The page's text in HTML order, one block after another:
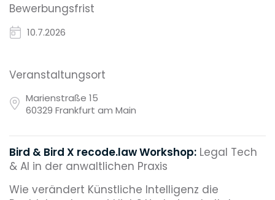
Bewerbungsfrist
10.7.2026
Veranstaltungsort
Marienstraße 15
60329 Frankfurt am Main
Bird & Bird X recode.law Workshop: Legal Tech
& AI in der anwaltlichen Praxis
Wie verändert Künstliche Intelligenz die